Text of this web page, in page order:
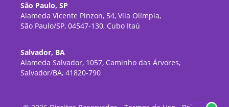
São Paulo, SP
Alameda Vicente Pinzon, 54, Vila Olímpia,
São Paulo/SP, 04547-130, Cubo Itaú
Salvador, BA
Alameda Salvador, 1057, Caminho das Árvores,
Salvador/BA, 41820-790